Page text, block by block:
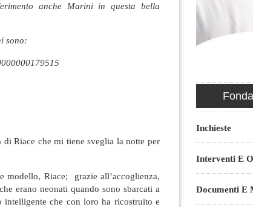
anche Marini in questa bella
sono:
Riace che mi tiene sveglia la notte per
modello, Riace; grazie all’accoglienza,
erano neonati quando sono sbarcati a
intelligente che con loro ha ricostruito e
Inchieste
Interventi E
Documenti E